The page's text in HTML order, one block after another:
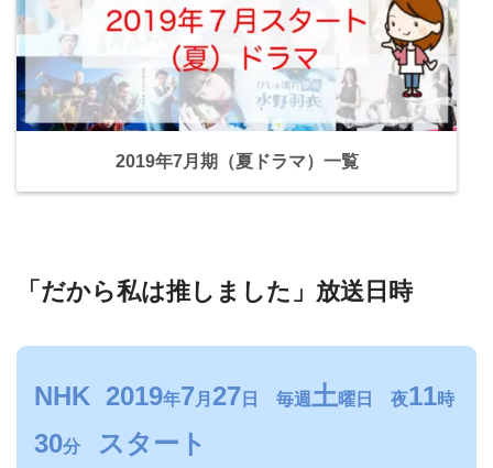
2019年7月期（夏ドラマ）一覧
「だから私は推しました」放送日時
NHK 2019年7月 27 日 毎週土曜日 夜11時
30分 スタート